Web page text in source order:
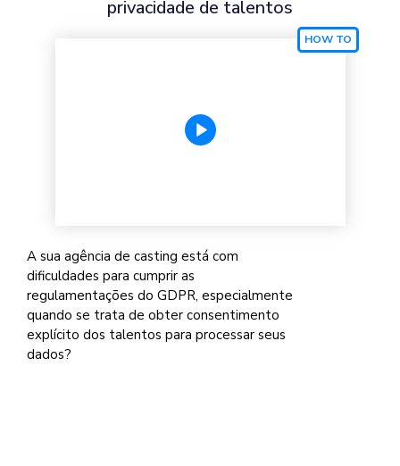
privacidade de talentos
A sua agência de casting está com
dificuldades para cumprir as
regulamentações do GDPR, especialmente
quando se trata de obter consentimento
explícito dos talentos para processar seus
dados?